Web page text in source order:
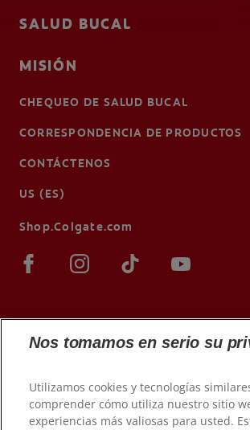
SALUD BUCAL
MISIÓN
CHEQUEO DE SALUD BUCAL
CORRESPONDENCIA DE PRODUCTOS
CONTÁCTENOS
US (ES)
Shop.Colgate.com
Nos tomamos en serio su
Utilizamos cookies y tecnologías
comprender cómo utiliza nuestro sitio
experiencias más valiosas para usted.